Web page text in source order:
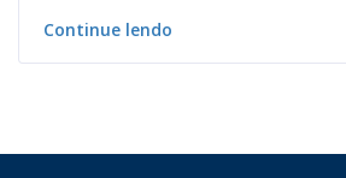
Continue lendo